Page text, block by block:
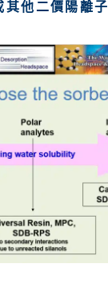
其他二價陽離子